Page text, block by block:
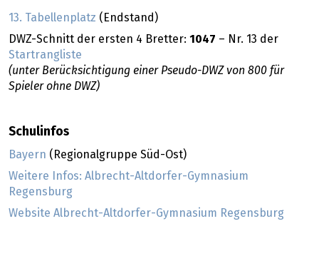
13. Tabellenplatz (Endstand)
DWZ-Schnitt der ersten 4 Bretter: 1047 – Nr. 13 der
Startrangliste
(unter Berücksichtigung einer Pseudo-DWZ von 800 für
Spieler ohne DWZ)
Schulinfos
Bayern (Regionalgruppe Süd-Ost)
Weitere Infos: Albrecht-Altdorfer-Gymnasium
Regensburg
Website Albrecht-Altdorfer-Gymnasium Regensburg